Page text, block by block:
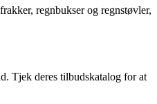
regnbukser og regnstøvler,
Tjek deres tilbudskatalog for at